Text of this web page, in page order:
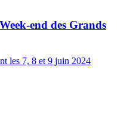
end des Grands
les 7, 8 et 9 juin 2024